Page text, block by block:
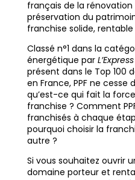
français de la
préservation du
franchise solide,
Classé n°1 dans la
énergétique par L’Express
présent dans le Top 100
en France, PPF ne cesse
qu’est-ce qui fait la
franchise ? Comment
franchisés à chaque
pourquoi choisir la
autre ?
Si vous souhaitez ouvrir
domaine porteur et